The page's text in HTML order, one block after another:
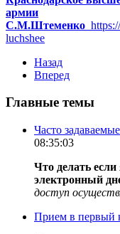
армии
С.М.Штеменко
luchshee
Назад
Вперед
Главные темы
Часто
08:35:03
Что делать
электронный
доступ
Прием в первый